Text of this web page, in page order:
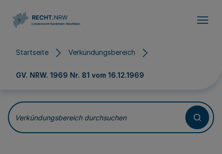
Startseite Verkündungsbereich
GV. NRW. 1969 Nr. 81 vom 16.12.1969
Verkündungsbereich durchsuchen